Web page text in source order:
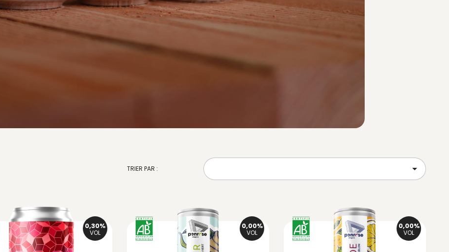
TRIER PAR : 
0,30%
VOL
0,00%
VOL
0,00%
VOL